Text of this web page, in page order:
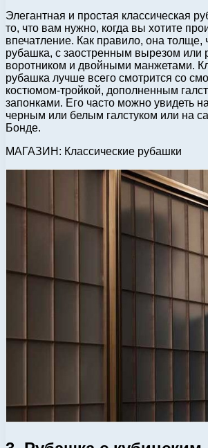
Элегантная и простая классическая
то, что вам нужно, когда вы хотите
впечатление. Как правило, она толще,
рубашка, с заостренным вырезом или
воротником и двойными манжетами.
рубашка лучше всего смотрится со
костюмом-тройкой, дополненным
запонками. Его часто можно увидеть
черным или белым галстуком или на
Бонде.
МАГАЗИН: Классические рубашки